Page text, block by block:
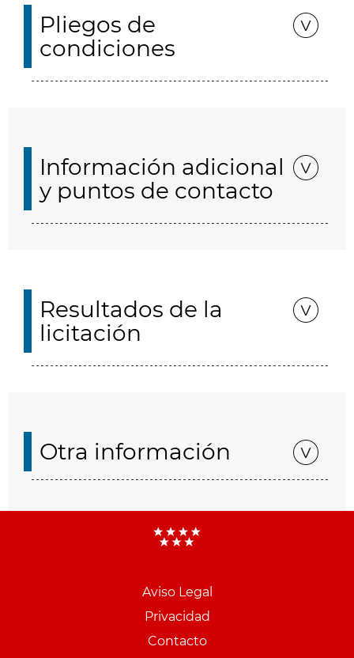
Pliegos de
condiciones
Información adicional
y puntos de contacto
Resultados de la
licitación
Otra información
Aviso Legal
Privacidad
Contacto